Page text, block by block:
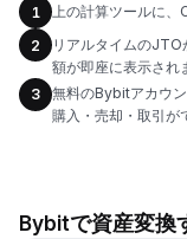
1
上の計算ツールに
2
リアルタイムの
額が即座に表示され
3
無料のBybitアカウン
購入・売却・取引が
Bybitで資産変換